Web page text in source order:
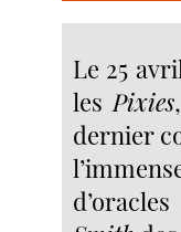
Le 25
les Pixies
dernier